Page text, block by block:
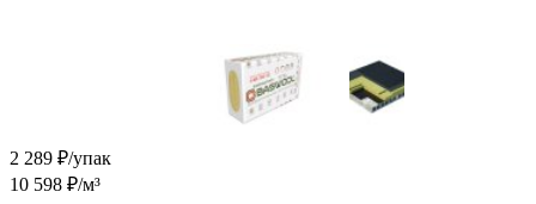
2 289 ₽/упак
10 598 ₽/м³